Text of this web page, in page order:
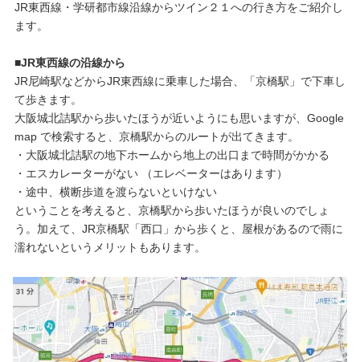
JR東西線・学研都市線沿線からツイン２１への行き方をご紹介し
ます。
■JR東西線の沿線から
JR尼崎駅などからJR東西線に乗車した場合、「京橋駅」で下車し
て歩きます。
大阪城北詰駅から歩いたほうが近いようにも思いますが、Google
map で検索すると、京橋駅からのルートが出てきます。
・大阪城北詰駅の地下ホームから地上の出口まで時間がかかる
・エスカレーターがない （エレベーターはあります）
・途中、横断歩道を渡らないといけない
ということを考えると、京橋駅から歩いたほうが良いのでしょ
う。加えて、JR京橋駅「西口」から歩くと、屋根があるので雨に
濡れないというメリットもあります。